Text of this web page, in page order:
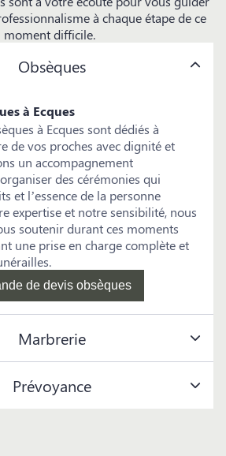
à chaque étape de ce
moment difficile.
Obsèques
à Ecques
à Ecques sont dédiés à
de vos proches avec dignité et
un accompagnement
des cérémonies qui
et l’essence de la personne
expertise et notre sensibilité, nous
soutenir durant ces moments
une prise en charge complète et
Demande de devis obsèques
Marbrerie
Prévoyance